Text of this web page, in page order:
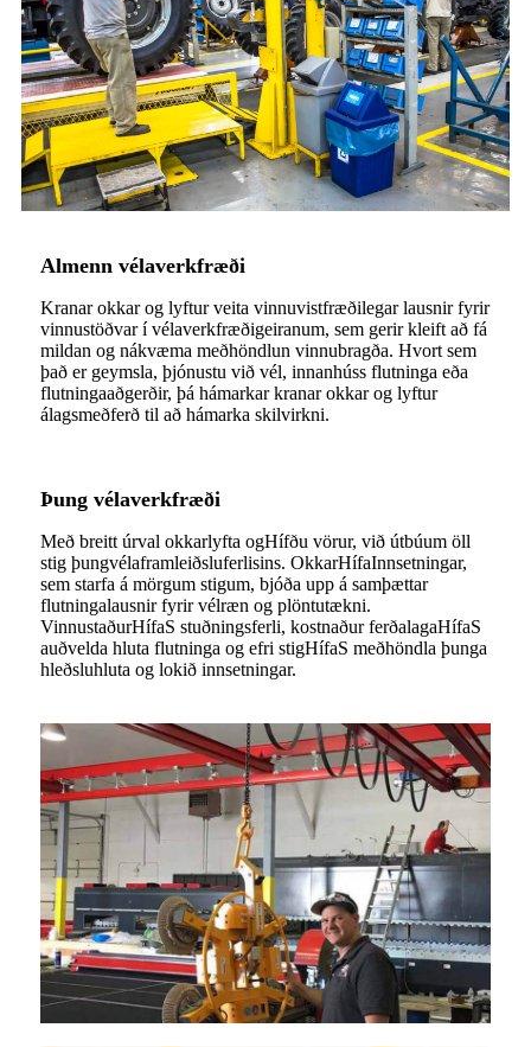
Almenn vélaverkfræði
Kranar okkar og lyftur veita vinnuvistfræðilegar lausnir fyrir
vinnustöðvar í vélaverkfræðigeiranum, sem gerir kleift að fá
mildan og nákvæma meðhöndlun vinnubragða. Hvort sem
það er geymsla, þjónustu við vél, innanhúss flutninga eða
flutningaaðgerðir, þá hámarkar kranar okkar og lyftur
álagsmeðferð til að hámarka skilvirkni.
Þung vélaverkfræði
Með breitt úrval okkarlyfta ogHífðu vörur, við útbúum öll
stig þungvélaframleiðsluferlisins. OkkarHífaInnsetningar,
sem starfa á mörgum stigum, bjóða upp á samþættar
flutningalausnir fyrir vélræn og plöntutækni.
VinnustaðurHífaS stuðningsferli, kostnaður ferðalagaHífaS
auðvelda hluta flutninga og efri stigHífaS meðhöndla þunga
hleðsluhluta og lokið innsetningar.